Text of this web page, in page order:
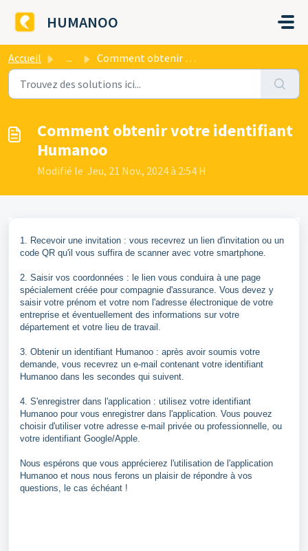
HUMANOO
Accueil ... Comment obtenir votre identifiant Humanoo
Comment obtenir votre identifiant
Humanoo
Modifié le Jeu, 21 Nov., 2024 à 2:54 H
1. Recevoir une invitation : vous recevrez un lien d'invitation ou un
code QR qu'il vous suffira de scanner avec votre smartphone.
2. Saisir vos coordonnées : le lien vous conduira à une page
spécialement créée pour compagnie d'assurance. Vous devez y
saisir votre prénom et votre nom l'adresse électronique de votre
entreprise et éventuellement des informations sur votre
département et votre lieu de travail.
3. Obtenir un identifiant Humanoo : après avoir soumis votre
demande, vous recevrez un e-mail contenant votre identifiant
Humanoo dans les secondes qui suivent.
4. S'enregistrer dans l'application : utilisez votre identifiant
Humanoo pour vous enregistrer dans l'application. Vous pouvez
choisir d'utiliser votre adresse e-mail privée ou professionnelle, ou
votre identifiant Google/Apple.
Nous espérons que vous apprécierez l'utilisation de l'application
Humanoo et nous nous ferons un plaisir de répondre à vos
questions, le cas échéant !